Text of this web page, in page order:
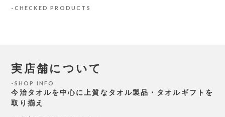
CHECKED PRODUCTS
実店舗について
SHOP INFO
今治タオルを中心に上質なタオル製品・タオルギフトを
取り揃え